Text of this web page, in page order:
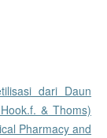
dari Daun
& Thoms)
Pharmacy and